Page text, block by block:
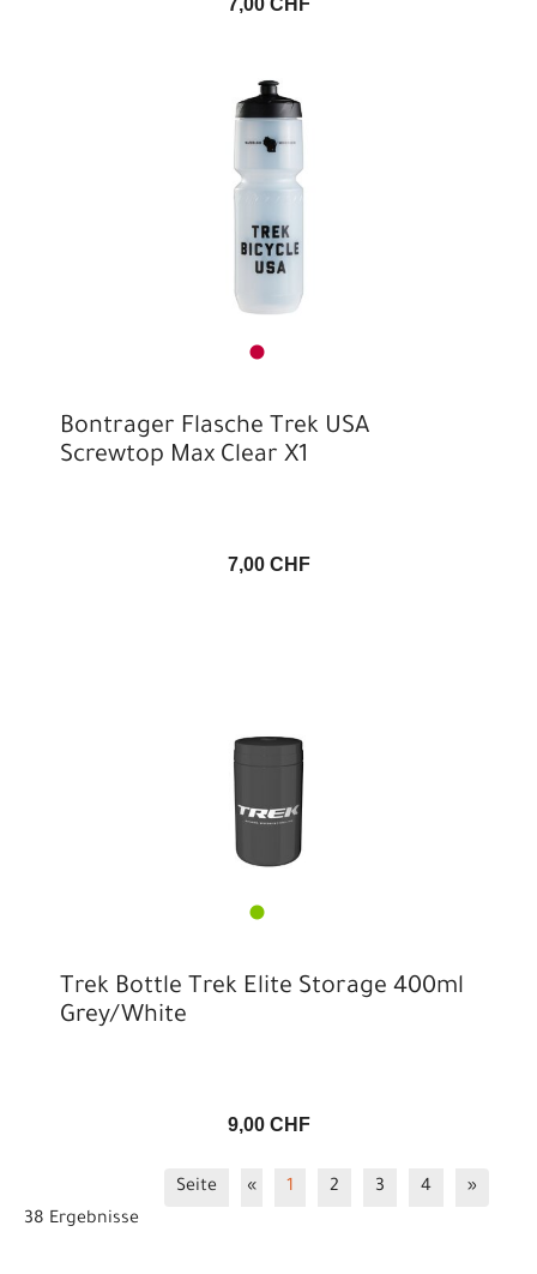
Bontrager Flasche Trek USA
Screwtop Max Clear X1
7,00 CHF
Trek Bottle Trek Elite Storage 400ml
Grey/White
9,00 CHF
Seite « 1 2 3 4
»
38 Ergebnisse